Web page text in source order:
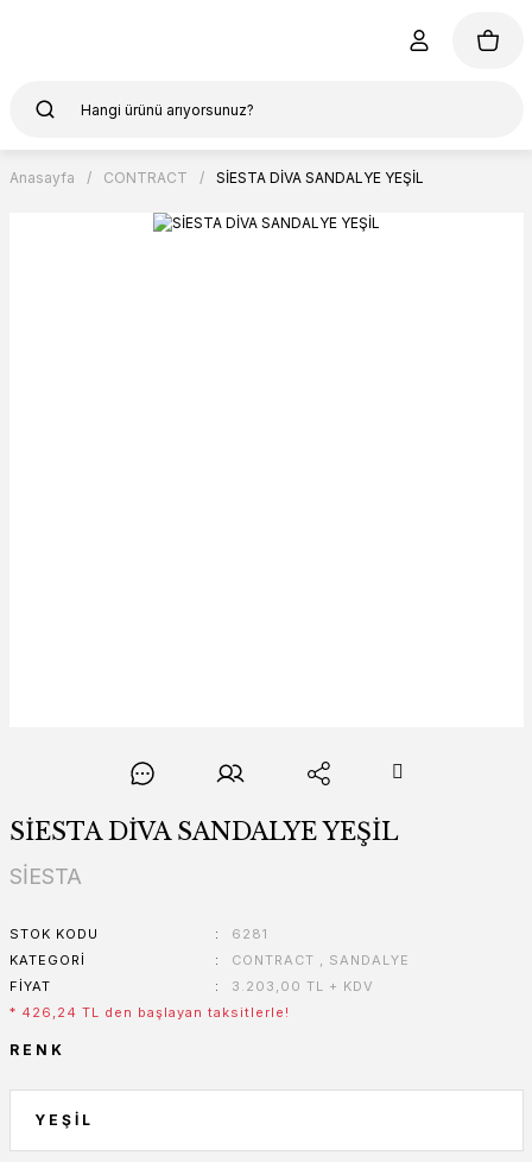
Anasayfa CONTRACT SİESTA DİVA SANDALYE YEŞİL
SİESTA DİVA SANDALYE YEŞİL
SİESTA
STOK KODU
6281
KATEGORI
CONTRACT , SANDALYE
FIYAT
3.203,00 TL + KDV
* 426,24 TL den başlayan taksitlerle!
RENK